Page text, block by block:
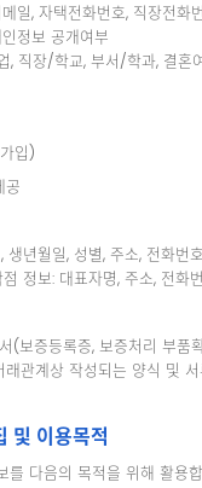
일, 자택전화번호, 직장전화
정보 공개여부
, 직장/학교, 부서/학과, 결혼
입)
공
년월일, 성별, 주소, 전화번
정보: 대표자명, 주소, 전화
(보증등록증, 보증처리 부품
관계상 작성되는 양식 및 서
및 이용목적
를 다음의 목적을 위해 활용